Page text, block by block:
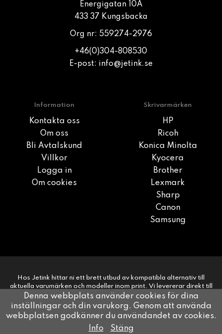
Energigatan 10A
433 37 Kungsbacka
Org nr: 559274-2976
+46(0)304-808530
E-post: info@jetink.se
Information
Kontakta oss
Om oss
Bli Avtalskund
Villkor
Logga in
Om cookies
Skrivarmärken
HP
Ricoh
Konica Minolta
Kyocera
Brother
Lexmark
Sharp
Canon
Samsung
Hos Jetink hittar ni ett brett utbud av kompatibla alternativ till
aktuella varumärken och modeller inom print. Vi levererar direkt till
era kunder på 1-2 dagar. Snabbt, smidigt, enkelt.
Drift & produktion: Wikinggruppen
Denna webbplats använder cookies för dina
inställningar och din varukorg. Genom att använda
webbplatsen godkänner du användandet av cookies.
Info
Stäng